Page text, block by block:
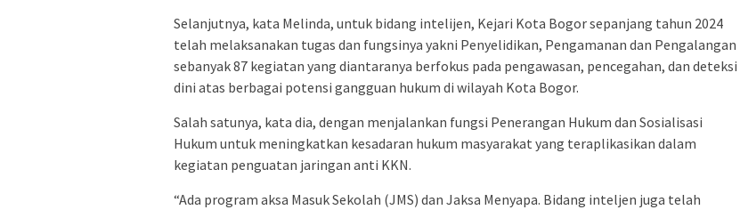
Selanjutnya, kata Melinda, untuk bidang intelijen, Kejari Kota Bogor sepanjang tahun 2024
telah melaksanakan tugas dan fungsinya yakni Penyelidikan, Pengamanan dan Pengalangan
sebanyak 87 kegiatan yang diantaranya berfokus pada pengawasan, pencegahan, dan deteksi
dini atas berbagai potensi gangguan hukum di wilayah Kota Bogor.
Salah satunya, kata dia, dengan menjalankan fungsi Penerangan Hukum dan Sosialisasi
Hukum untuk meningkatkan kesadaran hukum masyarakat yang teraplikasikan dalam
kegiatan penguatan jaringan anti KKN.
“Ada program aksa Masuk Sekolah (JMS) dan Jaksa Menyapa. Bidang inteljen juga telah